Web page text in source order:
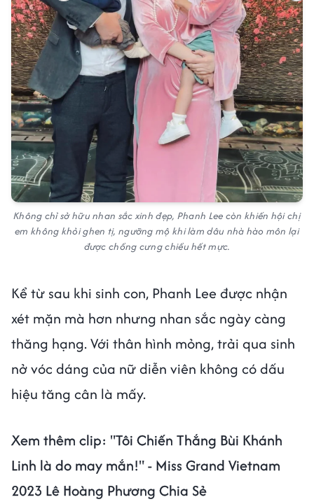
Không chỉ sở hữu nhan sắc xinh đẹp, Phanh Lee còn khiến hội chị
em không khỏi ghen tị, ngưỡng mộ khi làm dâu nhà hào môn lại
được chồng cưng chiều hết mực.
Kể từ sau khi sinh con, Phanh Lee được nhận
xét mặn mà hơn nhưng nhan sắc ngày càng
thăng hạng. Với thân hình mỏng, trải qua sinh
nở vóc dáng của nữ diễn viên không có dấu
hiệu tăng cân là mấy.
Xem thêm clip: "Tôi Chiến Thắng Bùi Khánh
Linh là do may mắn!" - Miss Grand Vietnam
2023 Lê Hoàng Phương Chia Sẻ